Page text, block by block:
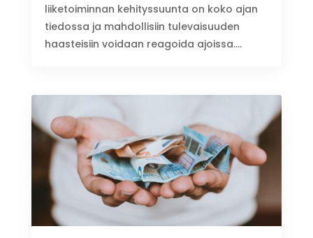
liiketoiminnan kehityssuunta on koko ajan
tiedossa ja mahdollisiin tulevaisuuden
haasteisiin voidaan reagoida ajoissa....